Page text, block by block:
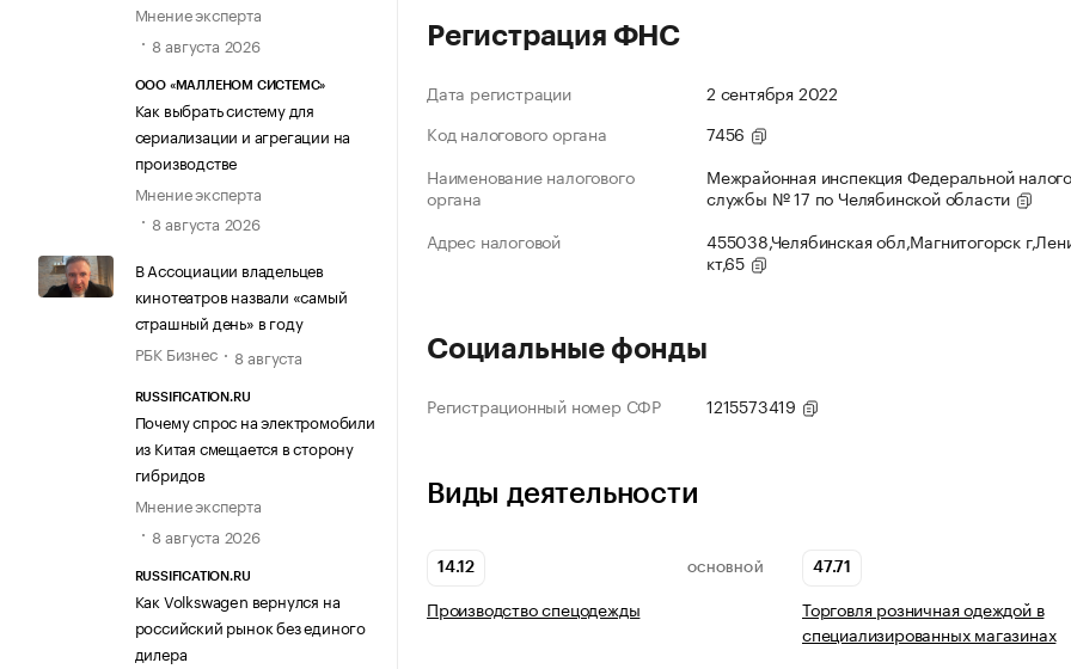
Мнение эксперта
8 августа 2026
ООО «МАЛЛЕНОМ СИСТЕМС»
Как выбрать систему для
сериализации и агрегации на
производстве
Мнение эксперта
8 августа 2026
В Ассоциации владельцев
кинотеатров назвали «самый
страшный день» в году
РБК Бизнес
8 августа
RUSSIFICATION.RU
Почему спрос на электромобили
из Китая смещается в сторону
гибридов
Мнение эксперта
8 августа 2026
RUSSIFICATION.RU
Как Volkswagen вернулся на
российский рынок без единого
дилера
Регистрация ФНС
Дата регистрации
2 сентября 2022
Код налогового органа
7456
Наименование налогового
органа
Межрайонная инспекция Федеральной
службы № 17 по Челябинской области
Адрес налоговой
455038,Челябинская обл,Магнитогорск
кт,65
Социальные фонды
Регистрационный номер СФР 1215573419
Виды деятельности
14.12 ОСНОВНОЙ
Производство спецодежды
47.71
Торговля розничная одеждой в
специализированных магазинах